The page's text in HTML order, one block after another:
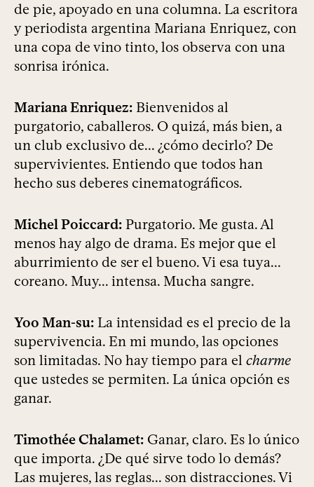
de pie, apoyado en una columna. La escritora
y periodista argentina Mariana Enriquez, con
una copa de vino tinto, los observa con una
sonrisa irónica.
Mariana Enriquez: Bienvenidos al
purgatorio, caballeros. O quizá, más bien, a
un club exclusivo de... ¿cómo decirlo? De
supervivientes. Entiendo que todos han
hecho sus deberes cinematográficos.
Michel Poiccard: Purgatorio. Me gusta. Al
menos hay algo de drama. Es mejor que el
aburrimiento de ser el bueno. Vi esa tuya...
coreano. Muy... intensa. Mucha sangre.
Yoo Man-su: La intensidad es el precio de la
supervivencia. En mi mundo, las opciones
son limitadas. No hay tiempo para el charme
que ustedes se permiten. La única opción es
ganar.
Timothée Chalamet: Ganar, claro. Es lo único
que importa. ¿De qué sirve todo lo demás?
Las mujeres, las reglas... son distracciones. Vi